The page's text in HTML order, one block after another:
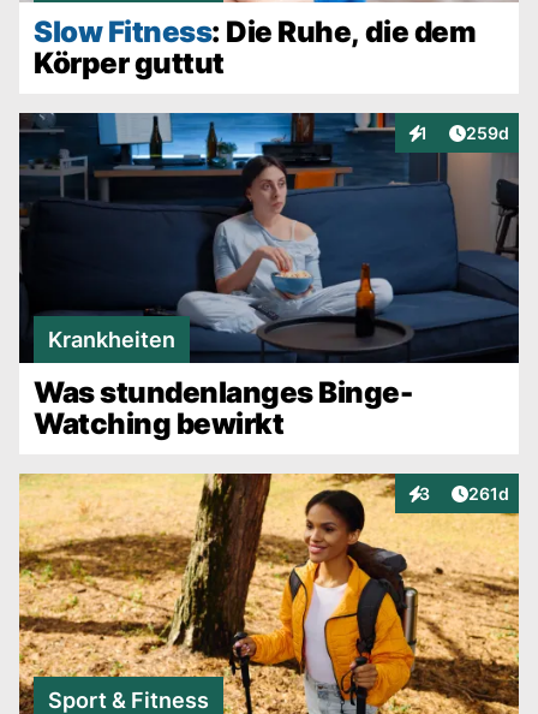
Slow Fitness: Die Ruhe, die dem
Körper guttut
1
Interaktionen
Artikel
259d
Krankheiten
Was stundenlanges Binge-
Watching bewirkt
3
Interaktionen
Artikel
261d
Sport & Fitness